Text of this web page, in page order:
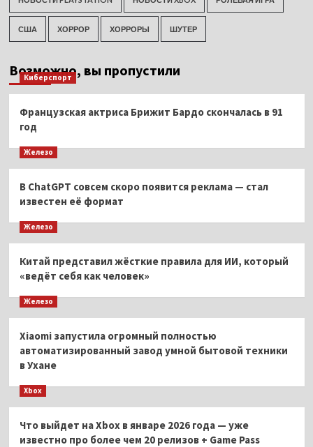
США ХОРРОР ХОРРОРЫ ШУТЕР
Возможно, вы пропустили
Киберспорт
Французская актриса Брижит Бардо скончалась в 91
год
Железо
В ChatGPT совсем скоро появится реклама — стал
известен её формат
Железо
Китай представил жёсткие правила для ИИ, который
«ведёт себя как человек»
Железо
Xiaomi запустила огромный полностью
автоматизированный завод умной бытовой техники
в Ухане
Xbox
Что выйдет на Xbox в январе 2026 года — уже
известно про более чем 20 релизов + Game Pass